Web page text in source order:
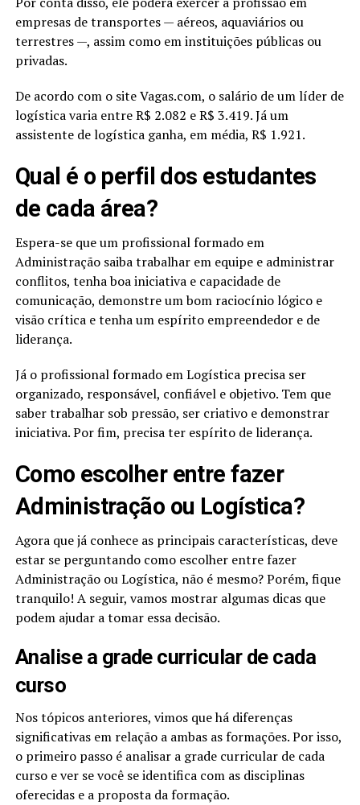
empresas de transportes — aéreos, aquaviários ou
terrestres —, assim como em instituições públicas ou
privadas.
De acordo com o site Vagas.com, o salário de um líder de
logística varia entre R$ 2.082 e R$ 3.419. Já um
assistente de logística ganha, em média, R$ 1.921.
Qual é o perfil dos estudantes
de cada área?
Espera-se que um profissional formado em
Administração saiba trabalhar em equipe e administrar
conflitos, tenha boa iniciativa e capacidade de
comunicação, demonstre um bom raciocínio lógico e
visão crítica e tenha um espírito empreendedor e de
liderança.
Já o profissional formado em Logística precisa ser
organizado, responsável, confiável e objetivo. Tem que
saber trabalhar sob pressão, ser criativo e demonstrar
iniciativa. Por fim, precisa ter espírito de liderança.
Como escolher entre fazer
Administração ou Logística?
Agora que já conhece as principais características, deve
estar se perguntando como escolher entre fazer
Administração ou Logística, não é mesmo? Porém, fique
tranquilo! A seguir, vamos mostrar algumas dicas que
podem ajudar a tomar essa decisão.
Analise a grade curricular de cada
curso
Nos tópicos anteriores, vimos que há diferenças
significativas em relação a ambas as formações. Por isso,
o primeiro passo é analisar a grade curricular de cada
curso e ver se você se identifica com as disciplinas
oferecidas e a proposta da formação.